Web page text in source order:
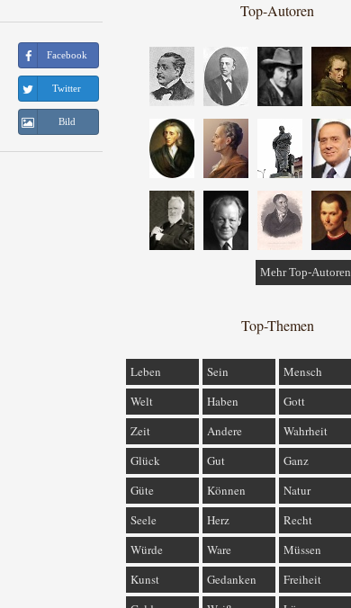
Facebook
Twitter
Bild
Top-Autoren
Mehr Top-Autoren
Top-Themen
Leben Sein Mensch
Welt
Haben Gott
Zeit
Andere Wahrheit
Glück
Gut Ganz
Güte
Können Natur
Seele
Herz Recht
Würde
Ware Müssen
Kunst
Gedanken Freiheit